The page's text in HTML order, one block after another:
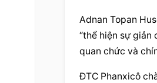
Adnan Topan
“thể hiện sự giản
quan chức và
ĐTC Phanxicô